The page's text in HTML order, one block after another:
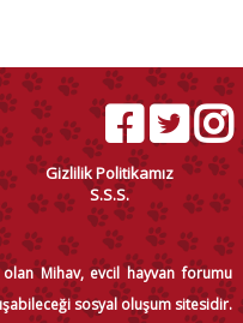
Gizlilik Politikamız
S.S.S.
Mihav, evcil hayvan forumu
sosyal oluşum sitesidir.